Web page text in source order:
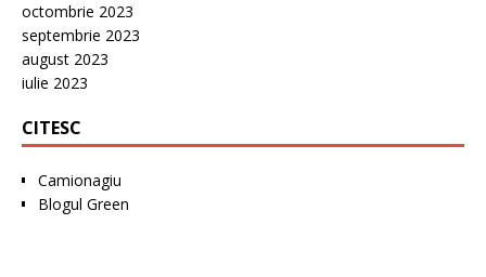
octombrie 2023
septembrie 2023
august 2023
iulie 2023
CITESC
Camionagiu
Blogul Green